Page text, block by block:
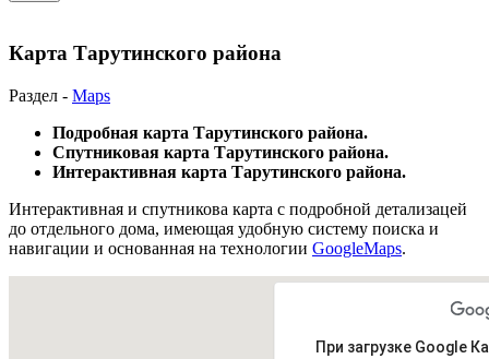
Карта Тарутинского района
Раздел - Maps
Подробная карта Тарутинского района.
Спутниковая карта Тарутинского района.
Интерактивная карта Тарутинского района.
Интерактивная и спутникова карта с подробной детализацей
до отдельного дома, имеющая удобную систему поиска и
навигации и основанная на технологии GoogleMaps.
При загрузке Google